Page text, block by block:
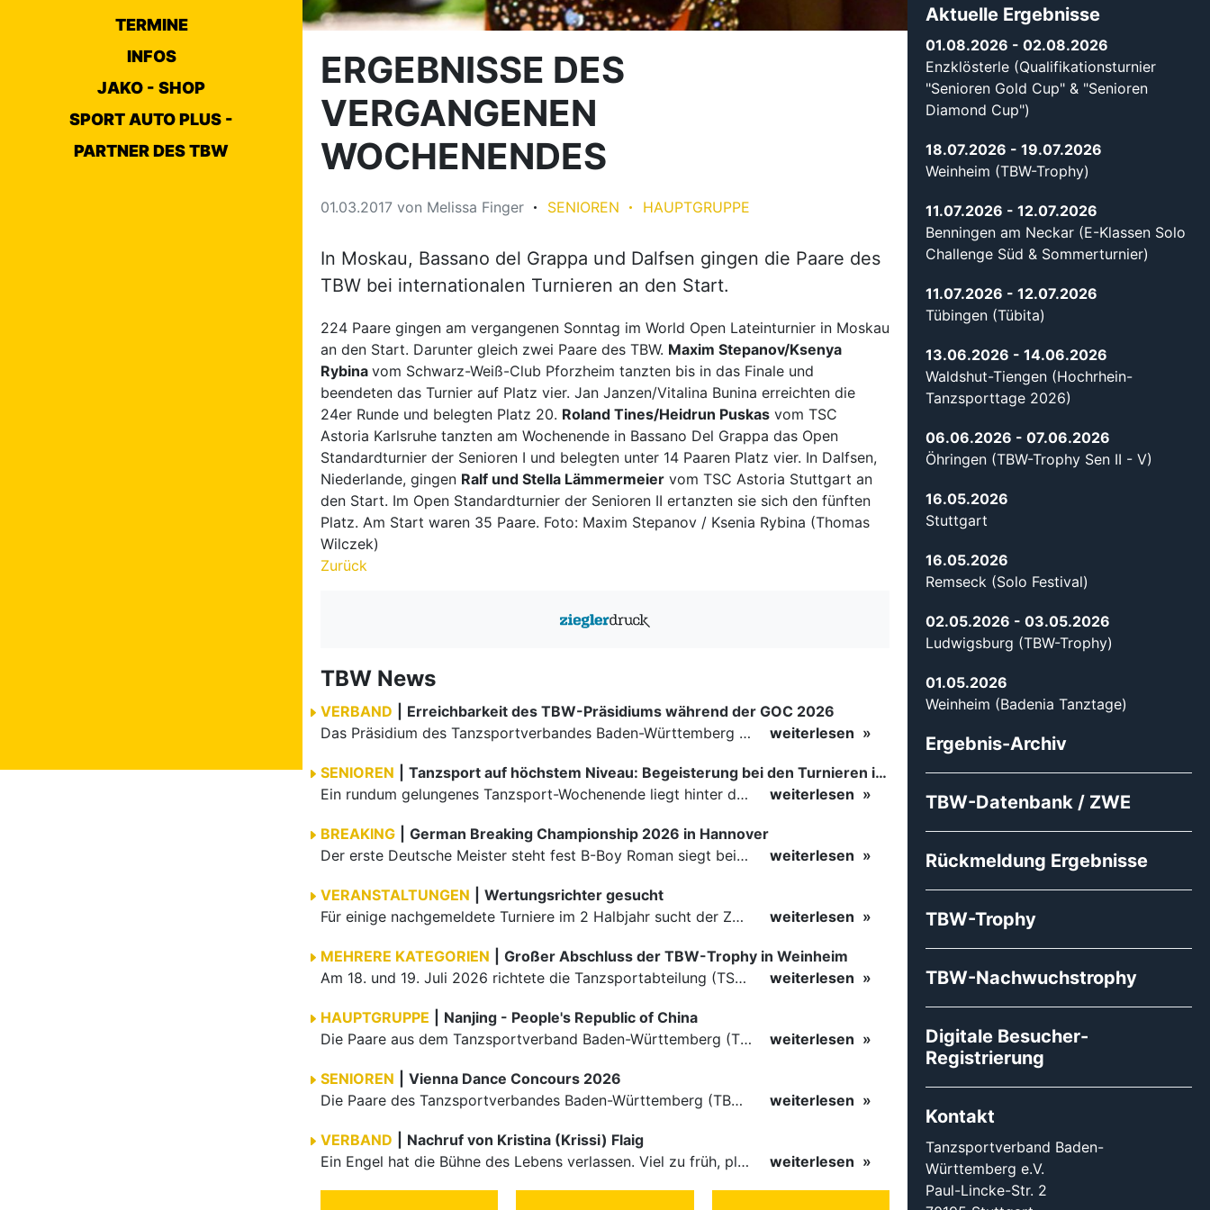
TERMINE
INFOS
JAKO - SHOP
SPORT AUTO PLUS -
PARTNER DES TBW
ERGEBNISSE DES
VERGANGENEN
WOCHENENDES
01.03.2017 von Melissa Finger SENIOREN HAUPTGRUPPE
In Moskau, Bassano del Grappa und Dalfsen gingen die Paare des
TBW bei internationalen Turnieren an den Start.
224 Paare gingen am vergangenen Sonntag im World Open Lateinturnier in Moskau
an den Start. Darunter gleich zwei Paare des TBW. Maxim Stepanov/Ksenya
Rybina vom Schwarz-Weiß-Club Pforzheim tanzten bis in das Finale und
beendeten das Turnier auf Platz vier. Jan Janzen/Vitalina Bunina erreichten die
24er Runde und belegten Platz 20. Roland Tines/Heidrun Puskas vom TSC
Astoria Karlsruhe tanzten am Wochenende in Bassano Del Grappa das Open
Standardturnier der Senioren I und belegten unter 14 Paaren Platz vier. In Dalfsen,
Niederlande, gingen Ralf und Stella Lämmermeier vom TSC Astoria Stuttgart an
den Start. Im Open Standardturnier der Senioren II ertanzten sie sich den fünften
Platz. Am Start waren 35 Paare. Foto: Maxim Stepanov / Ksenia Rybina (Thomas
Wilczek)
Zurück
TBW News
VERBAND
Erreichbarkeit des TBW-Präsidiums während der GOC 2026
Das Präsidium des Tanzsportverbandes Baden-Württemberg (TBW) ist in der Zeit vom 09.08.2026 bis einschließlich 16.08.2026 nicht erreichbar. Da alle Präsidiumsmitglieder vor Ort bei den German Open…
weiterlesen
SENIOREN
Tanzsport auf höchstem Niveau: Begeisterung bei den Turnieren in…
Ein rundum gelungenes Tanzsport-Wochenende liegt hinter den Paaren und Organisatoren in Enzklösterle. Am 1. und 2. August 2026 verwandelte sich die Festhalle wieder in einen lebendigen Mittelpunkt des…
weiterlesen
BREAKING
German Breaking Championship 2026 in Hannover
Der erste Deutsche Meister steht fest B-Boy Roman siegt bei den Juniors
weiterlesen
VERANSTALTUNGEN
Wertungsrichter gesucht
Für einige nachgemeldete Turniere im 2 Halbjahr sucht der ZWE noch Wertungsrichter.
weiterlesen
MEHRERE KATEGORIEN
Großer Abschluss der TBW-Trophy in Weinheim
Am 18. und 19. Juli 2026 richtete die Tanzsportabteilung (TSA) der TSG 1862 Weinheim das Abschlussturnier der diesjährigen TBW-Trophy-Serie aus. Zum traditionellen Saisonfinale kamen rund 400 Starts über…
weiterlesen
HAUPTGRUPPE
Nanjing - People's Republic of China
Die Paare aus dem Tanzsportverband Baden-Württemberg (TBW) haben beim hochklassig besetzten WDSF GrandSlam im chinesischen Nanjing wieder einmal auf internationalem Top-Niveau geglänzt. Das…
weiterlesen
SENIOREN
Vienna Dance Concours 2026
Die Paare des Tanzsportverbandes Baden-Württemberg (TBW) glänzten auf dem internationalen Parkett des Vienna Dance Concourse 2026 im Wiener Rathaus mit hervorragenden Platzierungen Ergebnisse unter: …
weiterlesen
VERBAND
Nachruf von Kristina (Krissi) Flaig
Ein Engel hat die Bühne des Lebens verlassen. Viel zu früh, plötzlich und für uns alle unfassbar, wurde unsere geliebte Kristina (Krissi) Flaig im Alter von 36 Jahren aus dem Leben gerissen. Das Tanzen…
weiterlesen
Aktuelle Ergebnisse
01.08.2026 - 02.08.2026
Enzklösterle (Qualifikationsturnier
"Senioren Gold Cup" & "Senioren
Diamond Cup")
18.07.2026 - 19.07.2026
Weinheim (TBW-Trophy)
11.07.2026 - 12.07.2026
Benningen am Neckar (E-Klassen Solo
Challenge Süd & Sommerturnier)
11.07.2026 - 12.07.2026
Tübingen (Tübita)
13.06.2026 - 14.06.2026
Waldshut-Tiengen (Hochrhein-
Tanzsporttage 2026)
06.06.2026 - 07.06.2026
Öhringen (TBW-Trophy Sen II - V)
16.05.2026
Stuttgart
16.05.2026
Remseck (Solo Festival)
02.05.2026 - 03.05.2026
Ludwigsburg (TBW-Trophy)
01.05.2026
Weinheim (Badenia Tanztage)
Ergebnis-Archiv
TBW-Datenbank / ZWE
Rückmeldung Ergebnisse
TBW-Trophy
TBW-Nachwuchstrophy
Digitale Besucher-
Registrierung
Kontakt
Tanzsportverband Baden-
Württemberg e.V.
Paul-Lincke-Str. 2